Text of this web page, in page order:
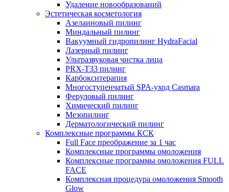
Удаление новообразований
Эстетическая косметология
Азелаиновый пилинг
Миндальный пилинг
Вакуумный гидропилинг HydraFacial
Лазерный пилинг
Ультразвуковая чистка лица
PRX-T33 пилинг
Карбокситерапия
Многоступенчатый SPA-уход Сasmara
Феруловый пилинг
Химический пилинг
Мезопилинг
Дерматологический пилинг
Комплексные программы КСК
Full Face преображение за 1 час
Комплексные программы омоложения
Комплексные программы омоложения FULL
FACE
Комплексная процедура омоложения Smooth
Glow